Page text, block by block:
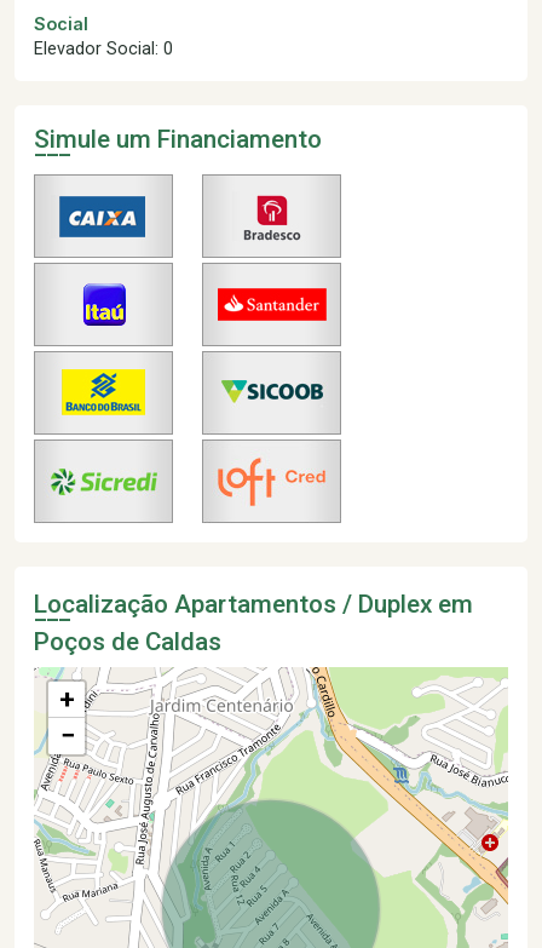
Social
Elevador Social: 0
Simule um Financiamento
Localização Apartamentos / Duplex em
Poços de Caldas
+
−